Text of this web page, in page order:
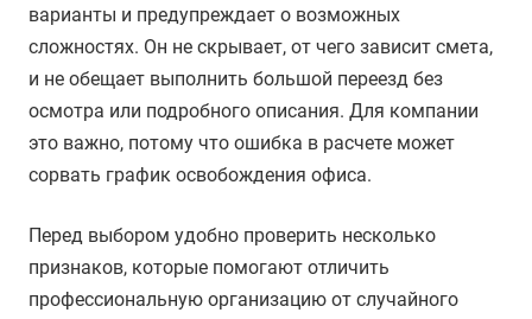
варианты и предупреждает о возможных
сложностях. Он не скрывает, от чего зависит смета,
и не обещает выполнить большой переезд без
осмотра или подробного описания. Для компании
это важно, потому что ошибка в расчете может
сорвать график освобождения офиса.
Перед выбором удобно проверить несколько
признаков, которые помогают отличить
профессиональную организацию от случайного